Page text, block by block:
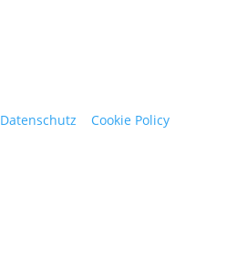
Datenschutz Cookie Policy